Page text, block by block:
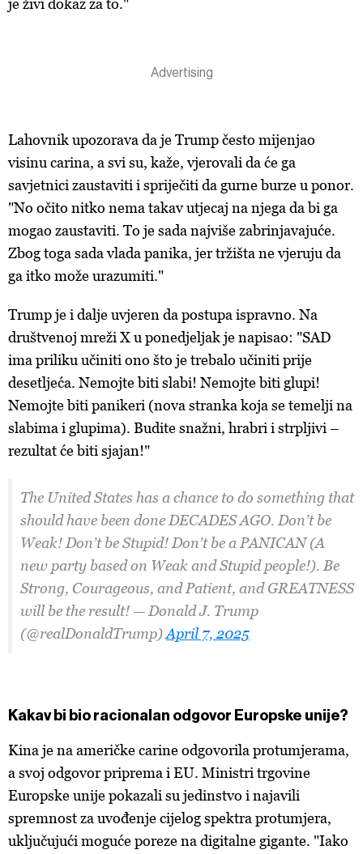
je živi dokaz za to."
Lahovnik upozorava da je Trump često mijenjao
visinu carina, a svi su, kaže, vjerovali da će ga
savjetnici zaustaviti i spriječiti da gurne burze u ponor.
"No očito nitko nema takav utjecaj na njega da bi ga
mogao zaustaviti. To je sada najviše zabrinjavajuće.
Zbog toga sada vlada panika, jer tržišta ne vjeruju da
ga itko može urazumiti."
Trump je i dalje uvjeren da postupa ispravno. Na
društvenoj mreži X u ponedjeljak je napisao: "SAD
ima priliku učiniti ono što je trebalo učiniti prije
desetljeća. Nemojte biti slabi! Nemojte biti glupi!
Nemojte biti panikeri (nova stranka koja se temelji na
slabima i glupima). Budite snažni, hrabri i strpljivi –
rezultat će biti sjajan!"
The United States has a chance to do something that
should have been done DECADES AGO. Don’t be
Weak! Don’t be Stupid! Don’t be a PANICAN (A
new party based on Weak and Stupid people!). Be
Strong, Courageous, and Patient, and GREATNESS
will be the result! — Donald J. Trump
(@realDonaldTrump)April 7, 2025
Kakav bi bio racionalan odgovor Europske unije?
Kina je na američke carine odgovorila protumjerama,
a svoj odgovor priprema i EU. Ministri trgovine
Europske unije pokazali su jedinstvo i najavili
spremnost za uvođenje cijelog spektra protumjera,
uključujući moguće poreze na digitalne gigante. "Iako